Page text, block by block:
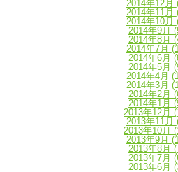
2014年12月
2014年11月
2014年10月
2014年9月
2014年8月
2014年7月
2014年6月
2014年5月
2014年4月
2014年3月
2014年2月
2014年1月
2013年12月
2013年11月
2013年10月
2013年9月
2013年8月
2013年7月
2013年6月